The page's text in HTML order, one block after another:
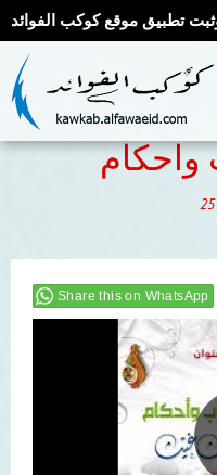
تطبيق موقع كوكب الفوائد
واحكام
25
Share this on WhatsApp